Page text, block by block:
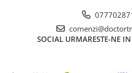
SOCIAL URMARESTE-NE